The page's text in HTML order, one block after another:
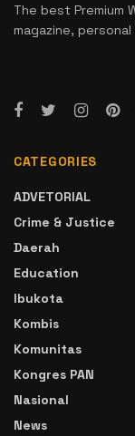
The best Premium
magazine,
CATEGORIES
ADVETORIAL
Crime & Justice
Daerah
Education
Ibukota
Kombis
Komunitas
Kongres PAN
Nasional
News